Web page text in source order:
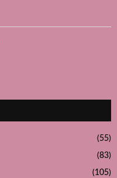
(55)
(83)
(105)